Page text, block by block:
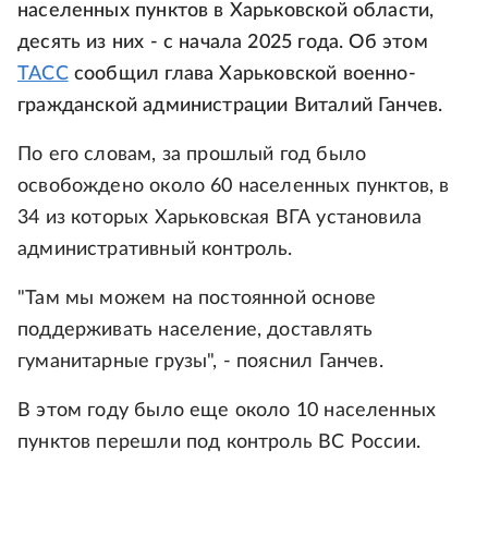
населенных пунктов в Харьковской области,
десять из них - с начала 2025 года. Об этом
ТАССсообщил глава Харьковской военно-
гражданской администрации Виталий Ганчев.
По его словам, за прошлый год было
освобождено около 60 населенных пунктов, в
34 из которых Харьковская ВГА установила
административный контроль.
"Там мы можем на постоянной основе
поддерживать население, доставлять
гуманитарные грузы", - пояснил Ганчев.
В этом году было еще около 10 населенных
пунктов перешли под контроль ВС России.